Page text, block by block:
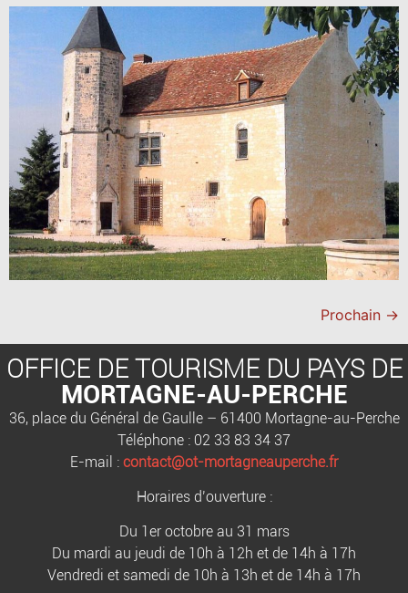
Prochain →
OFFICE DE TOURISME DU PAYS DE
MORTAGNE-AU-PERCHE
36, place du Général de Gaulle – 61400 Mortagne-au-Perche
Téléphone : 02 33 83 34 37
E-mail : contact@ot-mortagneauperche.fr
Horaires d’ouverture :
Du 1er octobre au 31 mars
Du mardi au jeudi de 10h à 12h et de 14h à 17h
Vendredi et samedi de 10h à 13h et de 14h à 17h